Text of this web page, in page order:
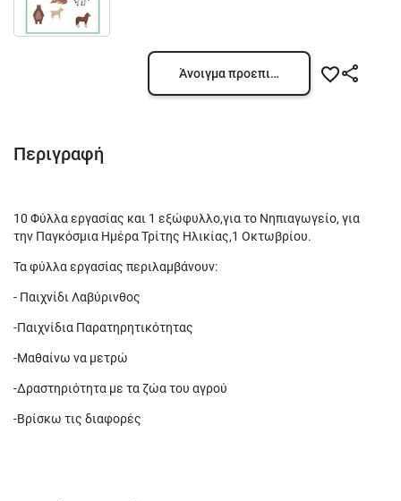
Άνοιγμα προεπισκόπησης
Περιγραφή
10 Φύλλα εργασίας και 1 εξώφυλλο,για το Νηπιαγωγείο, για
την Παγκόσμια Ημέρα Τρίτης Ηλικίας,1 Οκτωβρίου.
Τα φύλλα εργασίας περιλαμβάνουν:
- Παιχνίδι Λαβύρινθος
-Παιχνίδια Παρατηρητικότητας
-Μαθαίνω να μετρώ
-Δραστηριότητα με τα ζώα του αγρού
-Βρίσκω τις διαφορές